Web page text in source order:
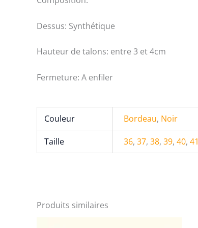
Dessus: Synthétique
Hauteur de talons: entre 3 et 4cm
Fermeture: A enfiler
Couleur Bordeau, Noir
Taille 36,37,38,39,40,41
Produits similaires